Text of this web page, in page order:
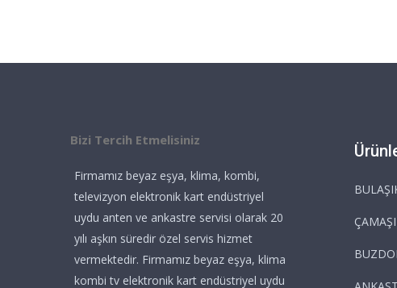
Bizi Tercih Etmelisiniz
Firmamız beyaz eşya, klima, kombi,
televizyon elektronik kart endüstriyel
uydu anten ve ankastre servisi olarak 20
yılı aşkın süredir özel servis hizmet
vermektedir. Firmamız beyaz eşya, klima
kombi tv elektronik kart endüstriyel uydu